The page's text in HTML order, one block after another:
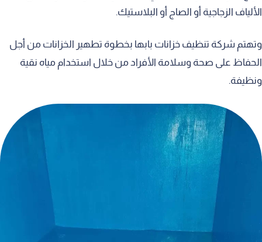
الألياف الزجاجية أو الصاج أو البلاستيك.
وتهتم شركة تنظيف خزانات بابها بخطوة تطهير الخزانات من أجل
الحفاظ على صحة وسلامة الأفراد من خلال استخدام مياه نقية
ونظيفة.